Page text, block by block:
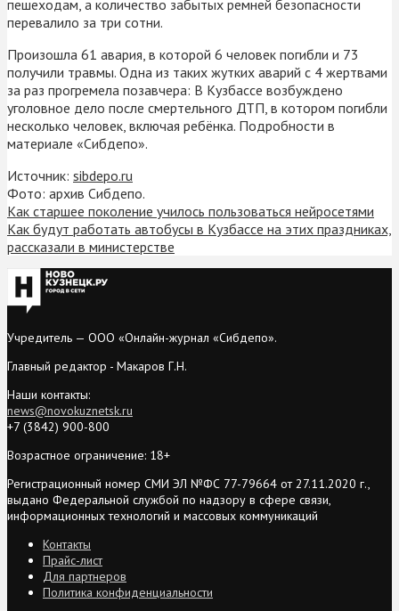
пешеходам, а количество забытых ремней безопасности
перевалило за три сотни.
Произошла 61 авария, в которой 6 человек погибли и 73
получили травмы. Одна из таких жутких аварий с 4 жертвами
за раз прогремела позавчера: В Кузбассе возбуждено
уголовное дело после смертельного ДТП, в котором погибли
несколько человек, включая ребёнка. Подробности в
материале «Сибдепо».
Источник: sibdepo.ru
Фото: архив Сибдепо.
Как старшее поколение училось пользоваться нейросетями
Как будут работать автобусы в Кузбассе на этих праздниках,
рассказали в министерстве
Учредитель — ООО «Онлайн-журнал «Сибдепо».
Главный редактор - Макаров Г.Н.
Наши контакты:
news@novokuznetsk.ru
+7 (3842) 900-800
Возрастное ограничение: 18+
Регистрационный номер СМИ ЭЛ №ФС 77-79664 от 27.11.2020 г.,
выдано Федеральной службой по надзору в сфере связи,
информационных технологий и массовых коммуникаций
Контакты
Прайс-лист
Для партнеров
Политика конфиденциальности